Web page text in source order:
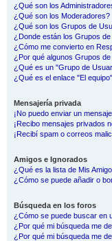
¿Qué son los
¿Qué son los Moderadores?
¿Qué son los Grupos de
¿Donde están los Grupos
¿Cómo me convierto en
¿Por qué algunos Grupos
¿Qué es un "Grupo de
¿Qué es el enlace "El
Mensajería privada
¡No puedo enviar un
¡Recibo mensajes privados
¡Recibí spam o correos
Amigos e Ignorados
¿Qué es la lista de Mis
¿Cómo se puede añadir o
Búsqueda en los foros
¿Cómo se puede buscar en
¿Por qué mi búsqueda me
¿Por qué mi búsqueda me